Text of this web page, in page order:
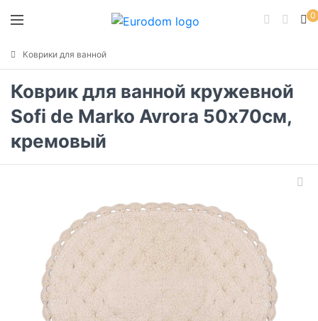
0
Коврики для ванной
Коврик для ванной кружевной
Sofi de Marko Avrora 50х70см,
кремовый